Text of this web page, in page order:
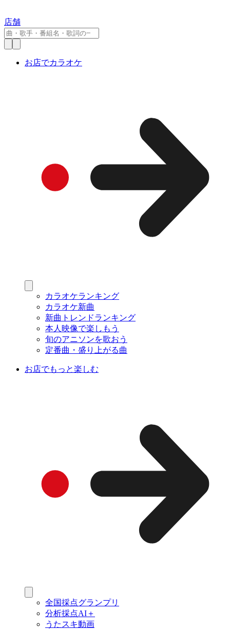
店舗
お店でカラオケ
カラオケランキング
カラオケ新曲
新曲トレンドランキング
本人映像で楽しもう
旬のアニソンを歌おう
定番曲・盛り上がる曲
お店でもっと楽しむ
全国採点グランプリ
分析採点AI＋
うたスキ動画